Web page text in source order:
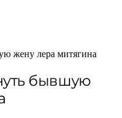
жену лера митягина
бывшую